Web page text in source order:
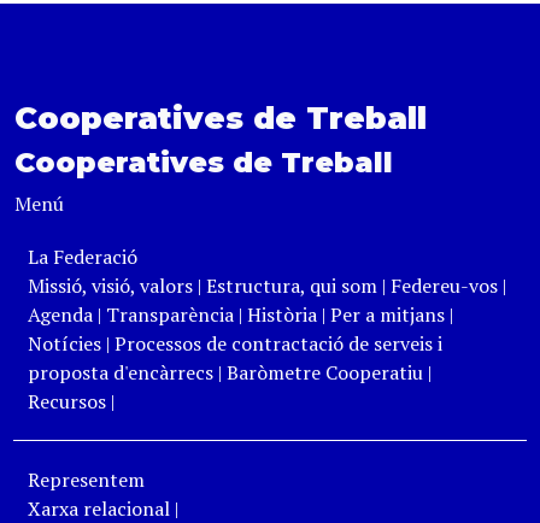
Cooperatives de Treball
Cooperatives de Treball
Menú
La Federació
Missió, visió, valors| Estructura, qui som| Federeu-vos|
Agenda | Transparència| Història| Per a mitjans|
Notícies | Processos de contractació de serveis i
proposta d'encàrrecs| Baròmetre Cooperatiu|
Recursos|
Representem
Xarxa relacional|